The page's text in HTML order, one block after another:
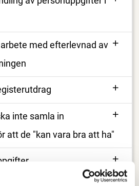
med efterlevnad av
inte samla in
att de "kan vara bra att ha"